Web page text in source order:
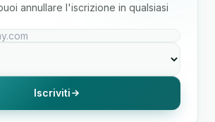
annullare l'iscrizione in qualsiasi
Iscriviti